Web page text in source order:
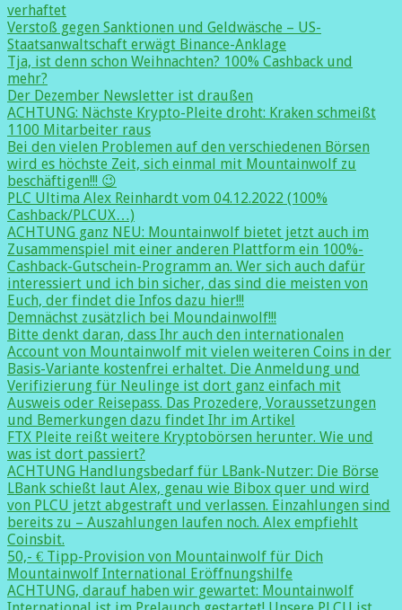
verhaftet
Verstoß gegen Sanktionen und Geldwäsche – US-
Staatsanwaltschaft erwägt Binance-Anklage
Tja, ist denn schon Weihnachten? 100% Cashback und
mehr?
Der Dezember Newsletter ist draußen
ACHTUNG: Nächste Krypto-Pleite droht: Kraken schmeißt
1100 Mitarbeiter raus
Bei den vielen Problemen auf den verschiedenen Börsen
wird es höchste Zeit, sich einmal mit Mountainwolf zu
beschäftigen!!! 😉
PLC Ultima Alex Reinhardt vom 04.12.2022 (100%
Cashback/PLCUX…)
ACHTUNG ganz NEU: Mountainwolf bietet jetzt auch im
Zusammenspiel mit einer anderen Plattform ein 100%-
Cashback-Gutschein-Programm an. Wer sich auch dafür
interessiert und ich bin sicher, das sind die meisten von
Euch, der findet die Infos dazu hier!!!
Demnächst zusätzlich bei Moundainwolf!!!
Bitte denkt daran, dass Ihr auch den internationalen
Account von Mountainwolf mit vielen weiteren Coins in der
Basis-Variante kostenfrei erhaltet. Die Anmeldung und
Verifizierung für Neulinge ist dort ganz einfach mit
Ausweis oder Reisepass. Das Prozedere, Voraussetzungen
und Bemerkungen dazu findet Ihr im Artikel
FTX Pleite reißt weitere Kryptobörsen herunter. Wie und
was ist dort passiert?
ACHTUNG Handlungsbedarf für LBank-Nutzer: Die Börse
LBank schießt laut Alex, genau wie Bibox quer und wird
von PLCU jetzt abgestraft und verlassen. Einzahlungen sind
bereits zu – Auszahlungen laufen noch. Alex empfiehlt
Coinsbit.
50,- € Tipp-Provision von Mountainwolf für Dich
Mountainwolf International Eröffnungshilfe
ACHTUNG, darauf haben wir gewartet: Mountainwolf